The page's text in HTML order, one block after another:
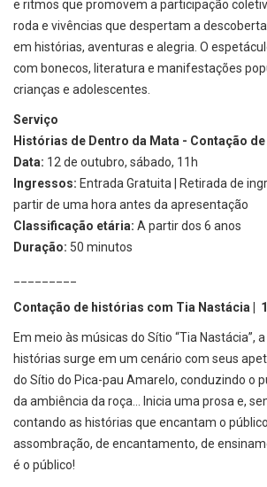
e ritmos que promovem a participação
roda e vivências que despertam a
em histórias, aventuras e alegria. O
com bonecos, literatura e manifestações
crianças e adolescentes.
Serviço
Histórias de Dentro da Mata - Contação
Data: 12 de outubro, sábado, 11h
Ingressos: Entrada Gratuita | Retirada de
partir de uma hora antes da apresentação
Classificação etária: A partir dos 6 anos
Duração: 50 minutos
Contação de histórias com Tia Nastácia |
Em meio às músicas do Sítio “Tia Nastácia”,
histórias surge em um cenário com seus
do Sítio do Pica-pau Amarelo, conduzindo o
da ambiência da roça... Inicia uma prosa e,
contando as histórias que encantam o
assombração, de encantamento, de
é o público!